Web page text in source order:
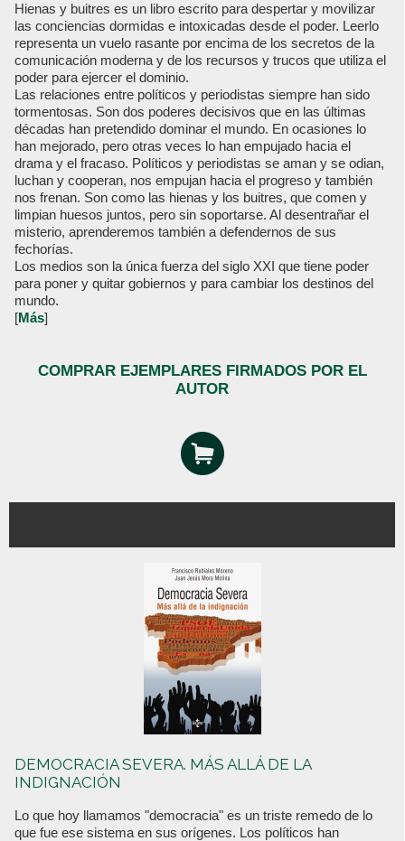
Hienas y buitres es un libro escrito para despertar y movilizar
las conciencias dormidas e intoxicadas desde el poder. Leerlo
representa un vuelo rasante por encima de los secretos de la
comunicación moderna y de los recursos y trucos que utiliza el
poder para ejercer el dominio.
Las relaciones entre políticos y periodistas siempre han sido
tormentosas. Son dos poderes decisivos que en las últimas
décadas han pretendido dominar el mundo. En ocasiones lo
han mejorado, pero otras veces lo han empujado hacia el
drama y el fracaso. Políticos y periodistas se aman y se odian,
luchan y cooperan, nos empujan hacia el progreso y también
nos frenan. Son como las hienas y los buitres, que comen y
limpian huesos juntos, pero sin soportarse. Al desentrañar el
misterio, aprenderemos también a defendernos de sus
fechorías.
Los medios son la única fuerza del siglo XXI que tiene poder
para poner y quitar gobiernos y para cambiar los destinos del
mundo.
[Más]
COMPRAR EJEMPLARES FIRMADOS POR EL
AUTOR
DEMOCRACIA SEVERA. MÁS ALLÁ DE LA
INDIGNACIÓN
Lo que hoy llamamos "democracia" es un triste remedo de lo
que fue ese sistema en sus orígenes. Los políticos han